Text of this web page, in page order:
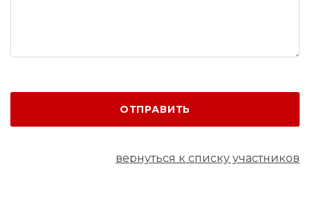
ОТПРАВИТЬ
вернуться к списку участников